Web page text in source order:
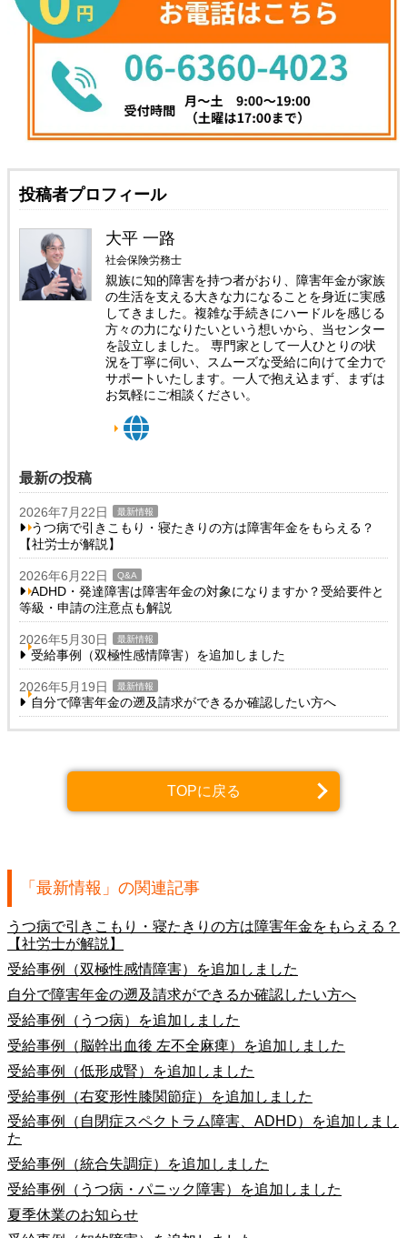
投稿者プロフィール
大平 一路
社会保険労務士
親族に知的障害を持つ者がおり、障害年金が家族
の生活を支える大きな力になることを身近に実感
してきました。複雑な手続きにハードルを感じる
方々の力になりたいという想いから、当センター
を設立しました。 専門家として一人ひとりの状
況を丁寧に伺い、スムーズな受給に向けて全力で
サポートいたします。一人で抱え込まず、まずは
お気軽にご相談ください。
最新の投稿
2026年7月22日 最新情報
うつ病で引きこもり・寝たきりの方は障害年金をもらえる？
【社労士が解説】
2026年6月22日 Q&A
ADHD・発達障害は障害年金の対象になりますか？受給要件と
等級・申請の注意点も解説
2026年5月30日 最新情報
受給事例（双極性感情障害）を追加しました
2026年5月19日 最新情報
自分で障害年金の遡及請求ができるか確認したい方へ
TOPに戻る
「最新情報」の関連記事
うつ病で引きこもり・寝たきりの方は障害年金をもらえる？
【社労士が解説】
受給事例（双極性感情障害）を追加しました
自分で障害年金の遡及請求ができるか確認したい方へ
受給事例（うつ病）を追加しました
受給事例（脳幹出血後 左不全麻痺）を追加しました
受給事例（低形成腎）を追加しました
受給事例（右変形性膝関節症）を追加しました
受給事例（自閉症スペクトラム障害、ADHD）を追加しまし
た
受給事例（統合失調症）を追加しました
受給事例（うつ病・パニック障害）を追加しました
夏季休業のお知らせ